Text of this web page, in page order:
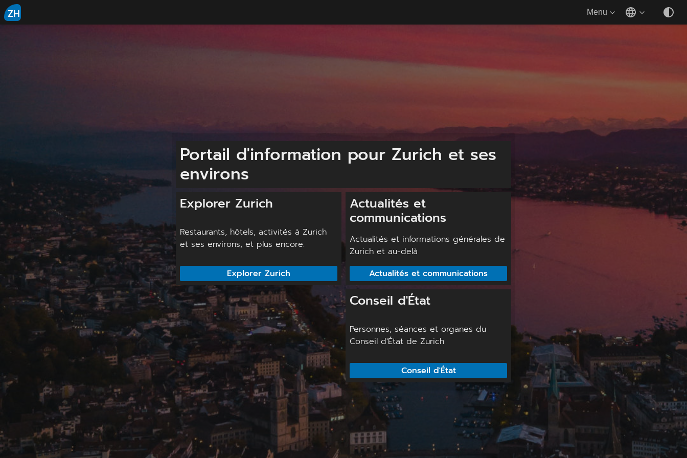
ZH Menu
Portail d'information pour Zurich et ses
environs
Explorer Zurich
Restaurants, hôtels, activités à Zurich
et ses environs, et plus encore.
Explorer Zurich
Actualités et
communications
Actualités et informations générales de
Zurich et au-delà
Actualités et communications
Conseil d'État
Personnes, séances et organes du
Conseil d'État de Zurich
Conseil d'État